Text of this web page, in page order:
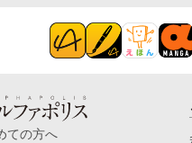
ての方へ